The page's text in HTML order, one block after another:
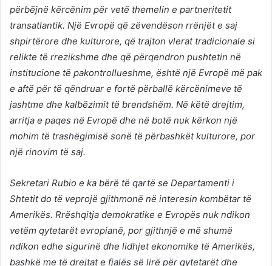
përbëjnë kërcënim për vetë themelin e partneritetit
transatlantik. Një Evropë që zëvendëson rrënjët e saj
shpirtërore dhe kulturore, që trajton vlerat tradicionale si
relikte të rrezikshme dhe që përqendron pushtetin në
institucione të pakontrollueshme, është një Evropë më pak
e aftë për të qëndruar e fortë përballë kërcënimeve të
jashtme dhe kalbëzimit të brendshëm. Në këtë drejtim,
arritja e paqes në Evropë dhe në botë nuk kërkon një
mohim të trashëgimisë sonë të përbashkët kulturore, por
një rinovim të saj.
Sekretari Rubio e ka bërë të qartë se Departamenti i
Shtetit do të veprojë gjithmonë në interesin kombëtar të
Amerikës. Rrëshqitja demokratike e Evropës nuk ndikon
vetëm qytetarët evropianë, por gjithnjë e më shumë
ndikon edhe sigurinë dhe lidhjet ekonomike të Amerikës,
bashkë me të drejtat e fjalës së lirë për qytetarët dhe